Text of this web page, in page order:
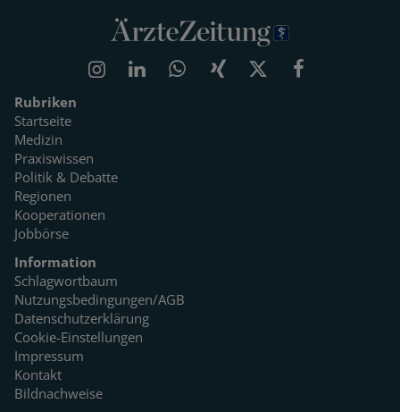
Rubriken
Startseite
Medizin
Praxiswissen
Politik & Debatte
Regionen
Kooperationen
Jobbörse
Information
Schlagwortbaum
Nutzungsbedingungen/AGB
Datenschutzerklärung
Cookie-Einstellungen
Impressum
Kontakt
Bildnachweise